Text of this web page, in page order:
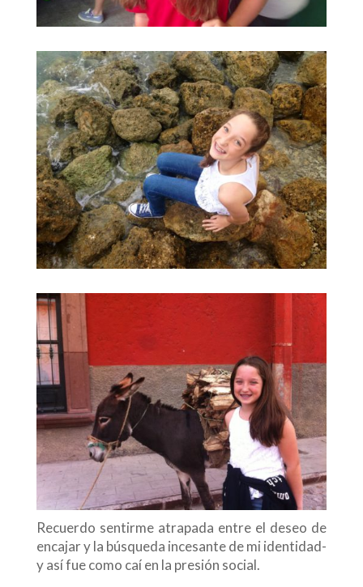
Recuerdo sentirme atrapada entre el deseo de
encajar y la búsqueda incesante de mi identidad-
y así fue como caí en la presión social.